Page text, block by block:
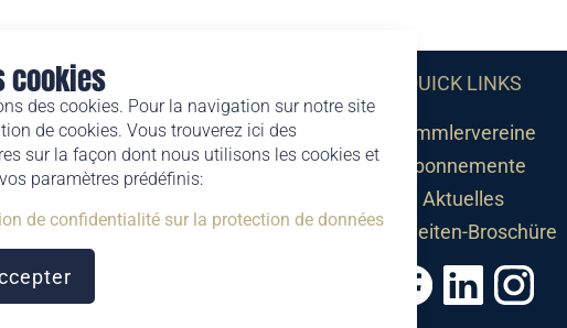
cookies
des cookies. Pour la navigation sur notre site
de cookies. Vous trouverez ici des
sur la façon dont nous utilisons les cookies et
paramètres prédéfinis:
de confidentialité sur la protection de données
QUICK LINKS
Sammlervereine
Abonnemente
Aktuelles
Neuheiten-Broschüre